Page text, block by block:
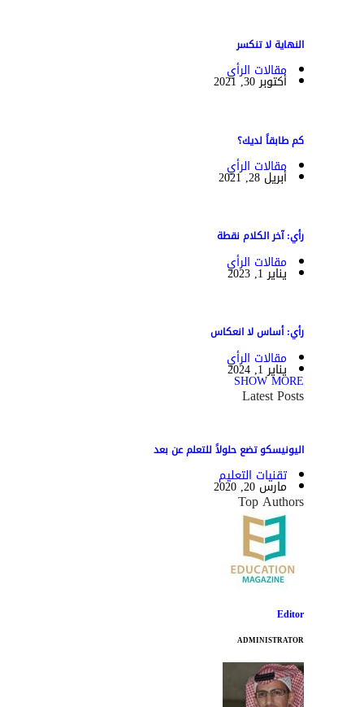
النهاية لا تنكسر
مقالات الرأي
أكتوبر 30, 2021
كم طابقاً لديك؟
مقالات الرأي
أبريل 28, 2021
رأي: آخر الكلام نقطة
مقالات الرأي
يناير 1, 2023
رأي: أساس لا انعكاس
مقالات الرأي
يناير 1, 2024
SHOW MORE
Latest Posts
اليونيسكو تضع حلولاً للتعلم عن بعد
تقنيات التعليم
مارس 20, 2020
Top Authors
Editor
ADMINISTRATOR